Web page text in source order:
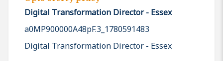
Digital Transformation Director - Essex
a0MP900000A48pF.3_1780591483
Digital Transformation Director - Essex